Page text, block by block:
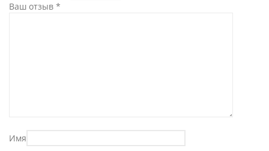
Ваш отзыв *
Имя